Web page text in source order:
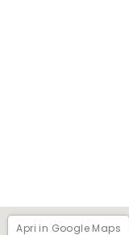
e cerchiamo di
Sebbene la
a esprimere il
Apri in Google Maps